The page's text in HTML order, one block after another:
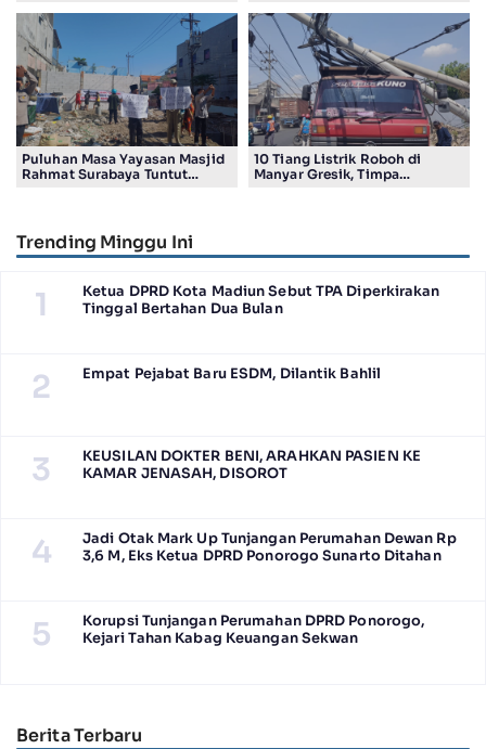
Pengurus
Puluhan Masa Yayasan Masjid
Rahmat Surabaya Tuntut
10 Tiang Listrik Roboh di
Manyar Gresik, Timpa
Trending Minggu Ini
1
Ketua DPRD Kota Madiun Sebut TPA Diperkirakan
Tinggal Bertahan Dua Bulan
2 Empat Pejabat Baru ESDM, Dilantik Bahlil
3
KEUSILAN DOKTER BENI, ARAHKAN PASIEN KE
KAMAR JENASAH, DISOROT
4
Jadi Otak Mark Up Tunjangan Perumahan Dewan Rp
3,6 M, Eks Ketua DPRD Ponorogo Sunarto Ditahan
5
Korupsi Tunjangan Perumahan DPRD Ponorogo,
Kejari Tahan Kabag Keuangan Sekwan
Berita Terbaru